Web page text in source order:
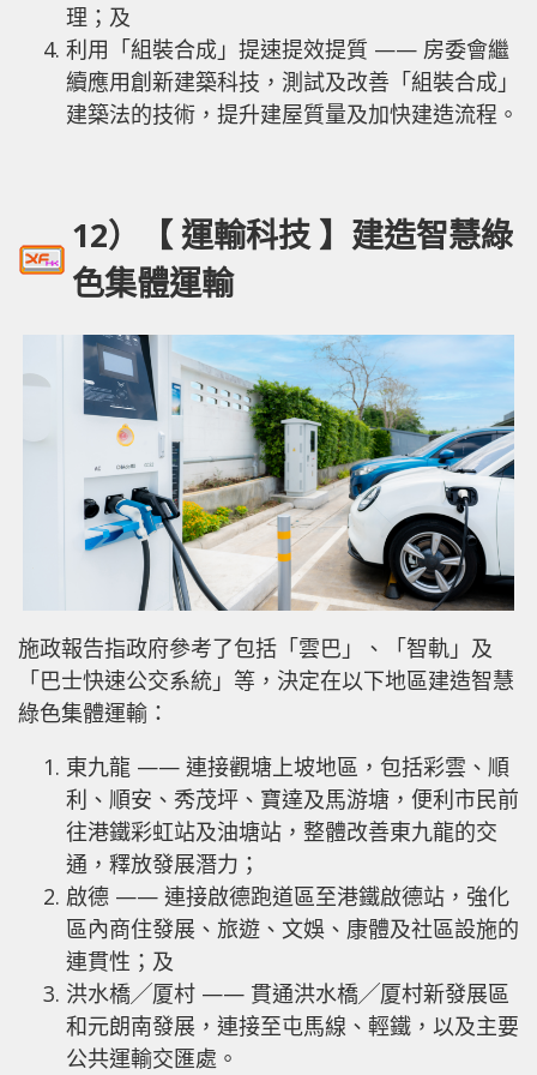
理；及
利用「組裝合成」提速提效提質 —— 房委會繼
續應用創新建築科技，測試及改善「組裝合成」
建築法的技術，提升建屋質量及加快建造流程。
12）【 運輸科技 】建造智慧綠
色集體運輸
施政報告指政府參考了包括「雲巴」、「智軌」及
「巴士快速公交系統」等，決定在以下地區建造智慧
綠色集體運輸：
東九龍 —— 連接觀塘上坡地區，包括彩雲、順
利、順安、秀茂坪、寶達及馬游塘，便利市民前
往港鐵彩虹站及油塘站，整體改善東九龍的交
通，釋放發展潛力；
啟德 —— 連接啟德跑道區至港鐵啟德站，強化
區內商住發展、旅遊、文娛、康體及社區設施的
連貫性；及
洪水橋╱厦村 —— 貫通洪水橋╱厦村新發展區
和元朗南發展，連接至屯馬線、輕鐵，以及主要
公共運輸交匯處。